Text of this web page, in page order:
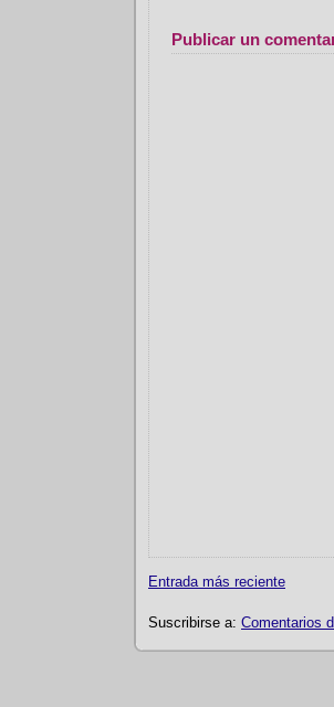
Publicar un
Entrada más reciente
Suscribirse a: Comentarios